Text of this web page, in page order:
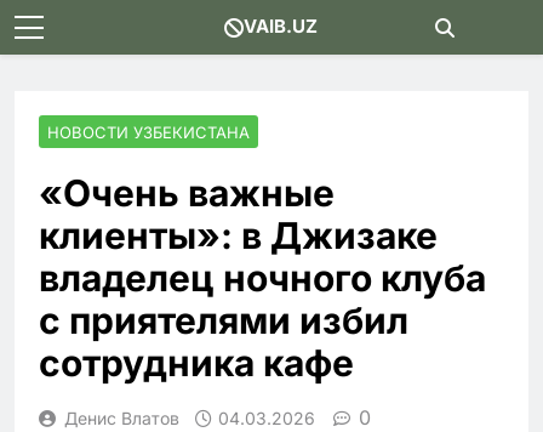
Skip
to
VAIB.UZ
НОВОСТИ УЗБЕКИСТАНА
«Очень важные
клиенты»: в Джизаке
владелец ночного клуба
с приятелями избил
сотрудника кафе
Денис Влатов 04.03.2026 0